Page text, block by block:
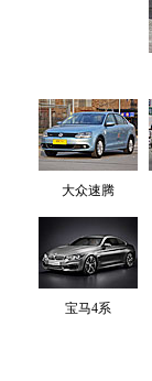
大众速腾
宝马4系